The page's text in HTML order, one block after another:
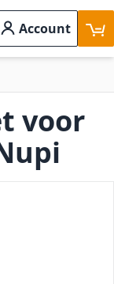
Account
voor